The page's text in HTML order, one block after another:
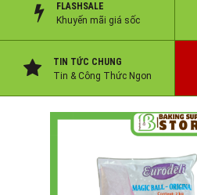
FLASHSALE
Khuyến mãi giá sốc
TIN TỨC CHUNG
Tin & Công Thức Ngon